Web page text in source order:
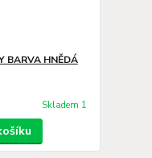
BARVA HNĚDÁ
Skladem 1